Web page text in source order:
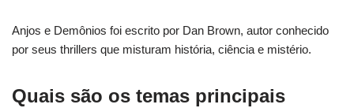
Anjos e Demônios foi escrito por Dan Brown, autor conhecido
por seus thrillers que misturam história, ciência e mistério.
Quais são os temas principais